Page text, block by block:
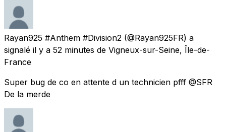
Rayan925 #Anthem #Division2 (@Rayan925FR) a
signalé il y a 52 minutes de Vigneux-sur-Seine, Île-de-
France
Super bug de co en attente d un technicien pfff @SFR
De la merde